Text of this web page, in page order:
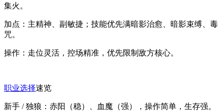
集火。
加点：主精神、副敏捷；技能优先满暗影治愈、暗影束缚、毒
咒。
操作：走位灵活，控场精准，优先限制敌方核心。
职业选择速览
新手 / 独狼：赤阳（稳）、血魔（强），操作简单，生存强。